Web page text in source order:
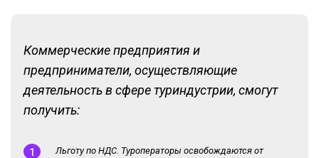
Коммерческие предприятия и
предприниматели, осуществляющие
деятельность в сфере туриндустрии, смогут
получить:
Льготу по НДС. Туроператоры освобождаются от